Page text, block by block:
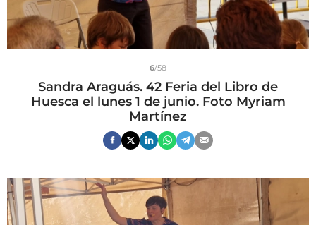
6/58
Sandra Araguás. 42 Feria del Libro de
Huesca el lunes 1 de junio. Foto Myriam
Martínez